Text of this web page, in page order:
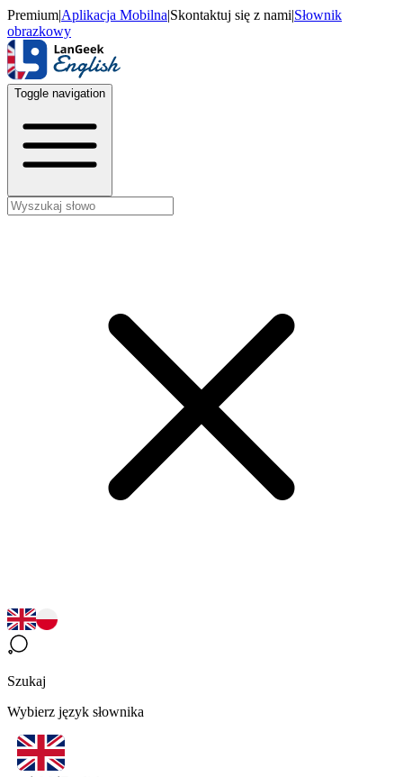
Premium|Aplikacja Mobilna|Skontaktuj się z nami|Słownik
obrazkowy
Toggle navigation
Szukaj
Wybierz język słownika